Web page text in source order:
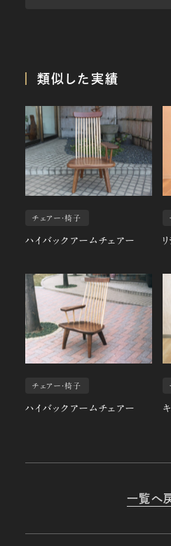
類似した実績
チェアー・椅子
ハイバックアームチェアー
チェアー・椅子
ハイバックアームチェアー
一覧へ